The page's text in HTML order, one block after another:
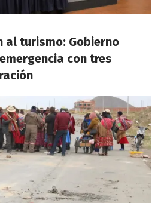
al turismo: Gobierno
con tres